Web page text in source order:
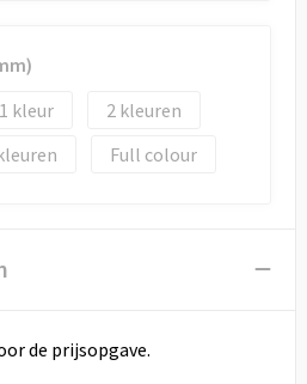
1
2
Full colour
de prijsopgave.